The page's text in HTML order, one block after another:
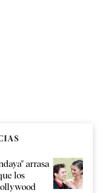
arrasa
los